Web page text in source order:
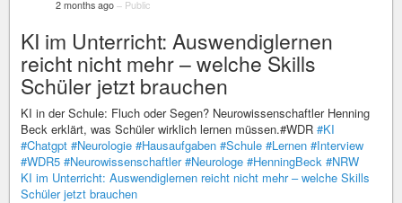
2 months ago – Public
KI im Unterricht: Auswendiglernen
reicht nicht mehr – welche Skills
Schüler jetzt brauchen
KI in der Schule: Fluch oder Segen? Neurowissenschaftler Henning
Beck erklärt, was Schüler wirklich lernen müssen.#WDR #KI
#Chatgpt #Neurologie #Hausaufgaben #Schule #Lernen #Interview
#WDR5 #Neurowissenschaftler #Neurologe #HenningBeck #NRW
KI im Unterricht: Auswendiglernen reicht nicht mehr – welche Skills
Schüler jetzt brauchen